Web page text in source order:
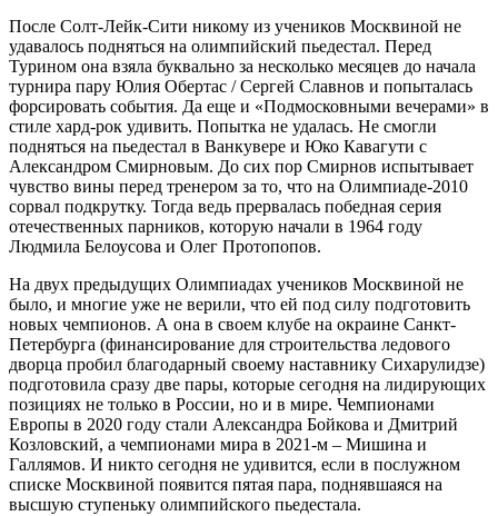
После Солт-Лейк-Сити никому из учеников Москвиной не
удавалось подняться на олимпийский пьедестал. Перед
Турином она взяла буквально за несколько месяцев до начала
турнира пару Юлия Обертас / Сергей Славнов и попыталась
форсировать события. Да еще и «Подмосковными вечерами» в
стиле хард-рок удивить. Попытка не удалась. Не смогли
подняться на пьедестал в Ванкувере и Юко Кавагути с
Александром Смирновым. До сих пор Смирнов испытывает
чувство вины перед тренером за то, что на Олимпиаде-2010
сорвал подкрутку. Тогда ведь прервалась победная серия
отечественных парников, которую начали в 1964 году
Людмила Белоусова и Олег Протопопов.
На двух предыдущих Олимпиадах учеников Москвиной не
было, и многие уже не верили, что ей под силу подготовить
новых чемпионов. А она в своем клубе на окраине Санкт-
Петербурга (финансирование для строительства ледового
дворца пробил благодарный своему наставнику Сихарулидзе)
подготовила сразу две пары, которые сегодня на лидирующих
позициях не только в России, но и в мире. Чемпионами
Европы в 2020 году стали Александра Бойкова и Дмитрий
Козловский, а чемпионами мира в 2021-м – Мишина и
Галлямов. И никто сегодня не удивится, если в послужном
списке Москвиной появится пятая пара, поднявшаяся на
высшую ступеньку олимпийского пьедестала.